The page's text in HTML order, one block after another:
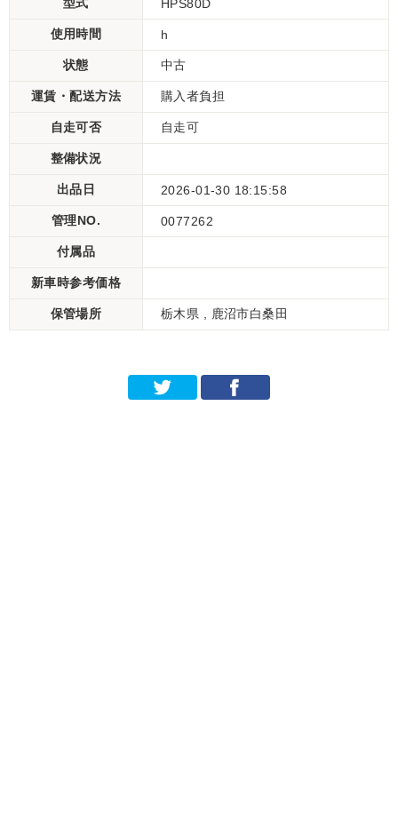
HPS80D
使用時間 h
状態 中古
運賃・配送方法 購入者負担
自走可否 自走可
整備状況
出品日 2026-01-30 18:15:58
管理NO. 0077262
付属品
新車時参考価格
保管場所 栃木県 , 鹿沼市白桑田